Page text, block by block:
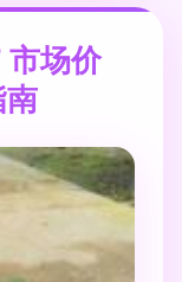
市场价
南